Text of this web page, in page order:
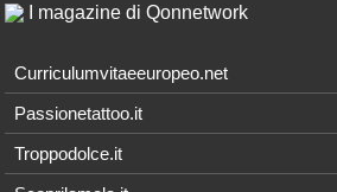
I magazine di Qonnetwork
Curriculumvitaeeuropeo.net
Passionetattoo.it
Troppodolce.it